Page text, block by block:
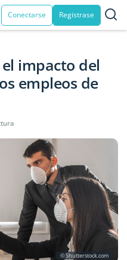
Conectarse Registrase
el impacto del
empleos de
© Shutterstock.com